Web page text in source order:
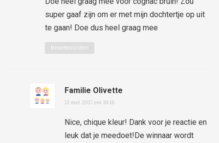
super gaaf zijn om er met mijn dochtertje op uit
te gaan! Doe dus heel graag mee
Beantwoorden
Familie Olivette
13 mei 2017 om 16:16
Nice, chique kleur! Dank voor je reactie en
leuk dat je meedoet!De winnaar wordt